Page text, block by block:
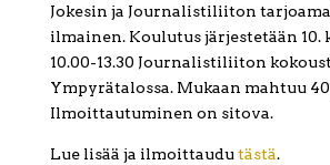
Jokesin ja Journalistiliiton
ilmainen. Koulutus järjestetään 10.
10.00-13.30 Journalistiliiton
Ympyrätalossa. Mukaan mahtuu
Ilmoittautuminen on sitova.
Lue lisää ja ilmoittaudu tästä.